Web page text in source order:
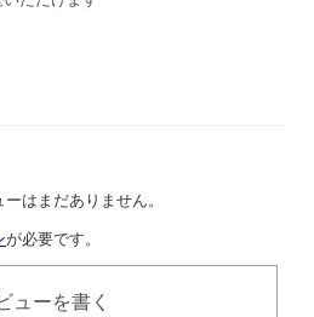
はまだありません。
が必要です。
ューを書く